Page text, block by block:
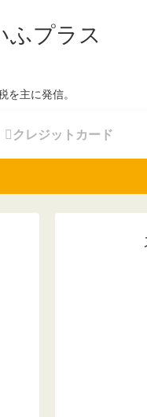
ふプラス
を主に発信。
クレジットカード